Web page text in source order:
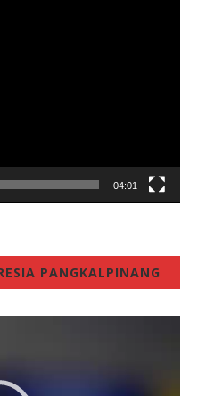
04:01
PANGKALPINANG